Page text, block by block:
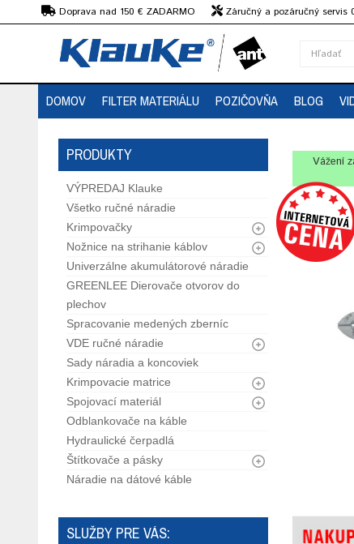
Doprava nad 150 € ZADARMO Záručný a pozáručný servis
strojov
DOMOV FILTER MATERIÁLU POZIČOVŇA BLOG
PRODUKTY
VÝPREDAJ Klauke
Všetko ručné náradie
Krimpovačky
Nožnice na strihanie káblov
Univerzálne akumulátorové náradie
GREENLEE Dierovače otvorov do
plechov
Spracovanie medených zberníc
VDE ručné náradie
Sady náradia a koncoviek
Krimpovacie matrice
Spojovací materiál
Odblankovače na káble
Hydraulické čerpadlá
Štítkovače a pásky
Náradie na dátové káble
SLUŽBY PRE VÁS:
Vážení